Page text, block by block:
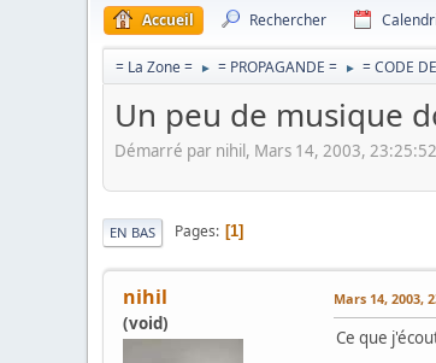
Accueil Rechercher
= La Zone = ► = PROPAGANDE = ► = CODE
Un peu de musique
Démarré par nihil, Mars 14, 2003, 23:25:52
EN BAS Pages 1
nihil
(void)
Mars 14, 2003,
Ce que